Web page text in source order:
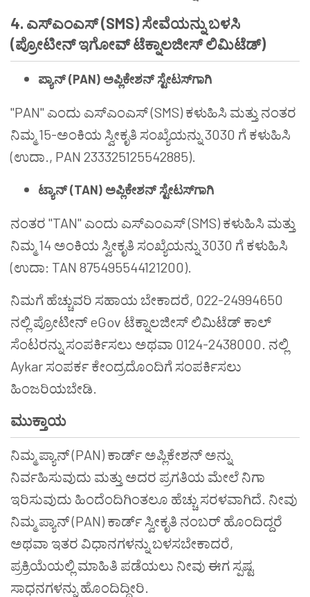
4. ಎಸ್ಎಂಎಸ್(SMS)ಸೇವೆಯನ್ನುಬಳಸಿ
(ಪ್ರೋಟೀನ್ಇಗೋವ್ಟೆಕ್ನಾಲಜೀಸ್ಲಿಮಿಟೆಡ್)
ಪ್ಯಾನ್ (PAN) ಅಪ್ಲಿಕೇಶನ್ ಸ್ಟೇಟಸ್‌ಗಾಗಿ
"PAN" ಎಂದು ಎಸ್ಎಂಎಸ್ (SMS) ಕಳುಹಿಸಿ ಮತ್ತು ನಂತರ
ನಿಮ್ಮ 15-ಅಂಕಿಯ ಸ್ವೀಕೃತಿ ಸಂಖ್ಯೆಯನ್ನು 3030 ಗೆ ಕಳುಹಿಸಿ
(ಉದಾ., PAN 233325125542885).
ಟ್ಯಾನ್ (TAN) ಅಪ್ಲಿಕೇಶನ್ ಸ್ಟೇಟಸ್‌ಗಾಗಿ
ನಂತರ "TAN" ಎಂದು ಎಸ್ಎಂಎಸ್ (SMS) ಕಳುಹಿಸಿ ಮತ್ತು
ನಿಮ್ಮ 14 ಅಂಕಿಯ ಸ್ವೀಕೃತಿ ಸಂಖ್ಯೆಯನ್ನು 3030 ಗೆ ಕಳುಹಿಸಿ
(ಉದಾ: TAN 875495544121200).
ನಿಮಗೆ ಹೆಚ್ಚುವರಿ ಸಹಾಯ ಬೇಕಾದರೆ, 022-24994650
ನಲ್ಲಿ ಪ್ರೋಟೀನ್ eGov ಟೆಕ್ನಾಲಜೀಸ್ ಲಿಮಿಟೆಡ್ ಕಾಲ್
ಸೆಂಟರನ್ನು ಸಂಪರ್ಕಿಸಲು ಅಥವಾ 0124-2438000. ನಲ್ಲಿ
Aykar ಸಂಪರ್ಕ ಕೇಂದ್ರದೊಂದಿಗೆ ಸಂಪರ್ಕಿಸಲು
ಹಿಂಜರಿಯಬೇಡಿ.
ಮುಕ್ತಾಯ
ನಿಮ್ಮ ಪ್ಯಾನ್ (PAN) ಕಾರ್ಡ್ ಅಪ್ಲಿಕೇಶನ್ ಅನ್ನು
ನಿರ್ವಹಿಸುವುದು ಮತ್ತು ಅದರ ಪ್ರಗತಿಯ ಮೇಲೆ ನಿಗಾ
ಇರಿಸುವುದು ಹಿಂದೆಂದಿಗಿಂತಲೂ ಹೆಚ್ಚು ಸರಳವಾಗಿದೆ. ನೀವು
ನಿಮ್ಮ ಪ್ಯಾನ್ (PAN) ಕಾರ್ಡ್ ಸ್ವೀಕೃತಿ ನಂಬರ್ ಹೊಂದಿದ್ದರೆ
ಅಥವಾ ಇತರ ವಿಧಾನಗಳನ್ನು ಬಳಸಬೇಕಾದರೆ,
ಪ್ರಕ್ರಿಯೆಯಲ್ಲಿ ಮಾಹಿತಿ ಪಡೆಯಲು ನೀವು ಈಗ ಸ್ಪಷ್ಟ
ಸಾಧನಗಳನ್ನು ಹೊಂದಿದ್ದೀರಿ.